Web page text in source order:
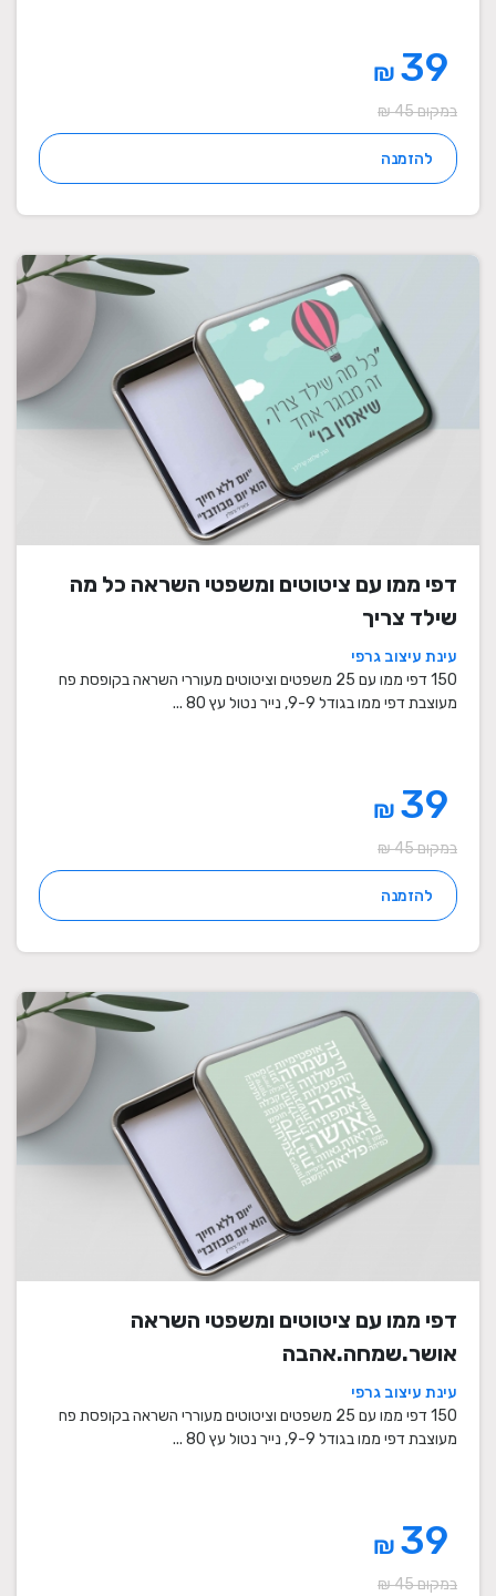
₪
במקום 45 ₪
להזמנה
דפי ממו עם ציטוטים ומשפטי השראה כל מה
שילד צריך
עינת עיצוב גרפי
150 דפי ממו עם 25 משפטים וציטוטים מעוררי השראה בקופסת פח
מעוצבת דפי ממו בגודל 9-9, נייר נטול עץ 80 ...
₪
במקום 45 ₪
להזמנה
דפי ממו עם ציטוטים ומשפטי השראה
אושר.שמחה.אהבה
עינת עיצוב גרפי
150 דפי ממו עם 25 משפטים וציטוטים מעוררי השראה בקופסת פח
מעוצבת דפי ממו בגודל 9-9, נייר נטול עץ 80 ...
₪
במקום 45 ₪